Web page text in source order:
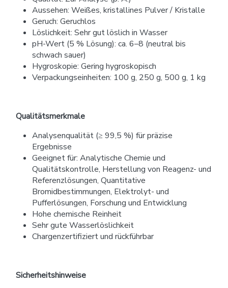
Aussehen: Weißes, kristallines Pulver / Kristalle
Geruch: Geruchlos
Löslichkeit: Sehr gut löslich in Wasser
pH-Wert (5 % Lösung): ca. 6–8 (neutral bis
schwach sauer)
Hygroskopie: Gering hygroskopisch
Verpackungseinheiten: 100 g, 250 g, 500 g, 1 kg
Qualitätsmerkmale
Analysenqualität (≥ 99,5 %) für präzise
Ergebnisse
Geeignet für: Analytische Chemie und
Qualitätskontrolle, Herstellung von Reagenz- und
Referenzlösungen, Quantitative
Bromidbestimmungen, Elektrolyt- und
Pufferlösungen, Forschung und Entwicklung
Hohe chemische Reinheit
Sehr gute Wasserlöslichkeit
Chargenzertifiziert und rückführbar
Sicherheitshinweise